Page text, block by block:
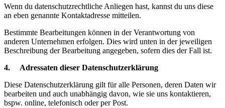
Wenn du datenschutzrechtliche Anliegen hast, kannst du uns diese
an eben genannte Kontaktadresse mitteilen.
Bestimmte Bearbeitungen können in der Verantwortung von
anderen Unternehmen erfolgen. Dies wird unten in der jeweiligen
Beschreibung der Bearbeitung angegeben, sofern dies der Fall ist.
4. Adressaten dieser Datenschutzerklärung
Diese Datenschutzerklärung gilt für alle Personen, deren Daten wir
bearbeiten und auch unabhängig davon, wie sie uns kontaktieren,
bspw. online, telefonisch oder per Post.